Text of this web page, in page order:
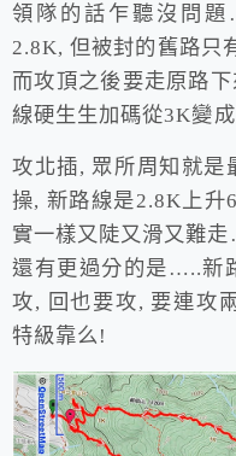
領隊的話乍聽沒問
2.8K, 但被封的舊路只
而攻頂之後要走原路
線硬生生加碼從3K變
攻北插, 眾所周知就是
操, 新路線是2.8K上升
實一樣又陡又滑又難
還有更過分的是…..新
攻, 回也要攻, 要連攻
特級靠么!